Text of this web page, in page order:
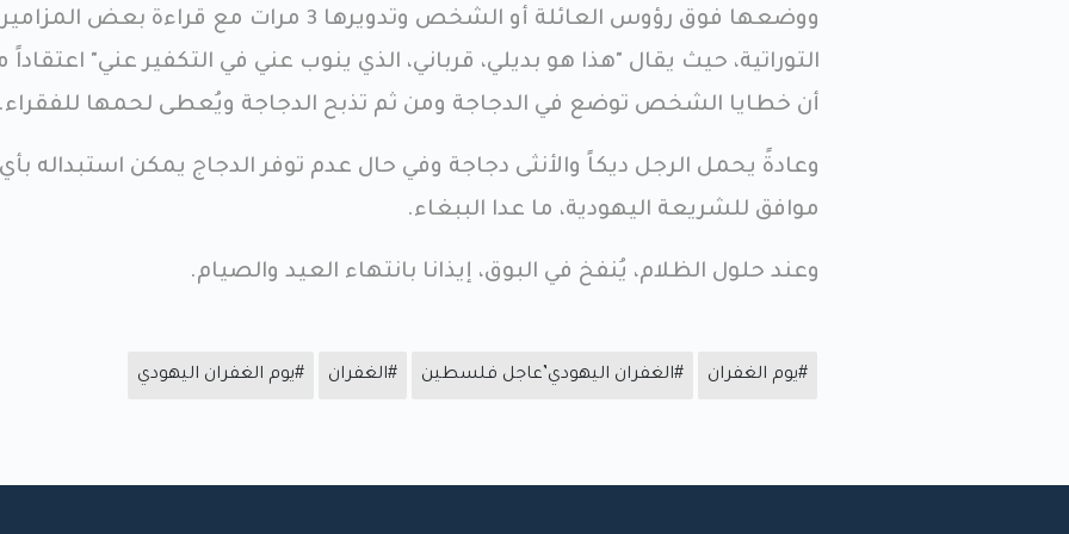
ووضعها فوق رؤوس العائلة أو الشخص وتدويرها 3 مرات مع قراءة بعض المزامير
التوراتية، حيث يقال "هذا هو بديلي، قرباني، الذي ينوب عني في التكفير عني"
أن خطايا الشخص توضع في الدجاجة ومن ثم تذبح الدجاجة ويُعطى لحمها للفقراء.
وعادةً يحمل الرجل ديكاً والأنثى دجاجة وفي حال عدم توفر الدجاج يمكن استبداله
موافق للشريعة اليهودية، ما عدا الببغاء.
وعند حلول الظلام، يُنفخ في البوق، إيذانا بانتهاء العيد والصيام.
#يوم الغفران #الغفران اليهودي’عاجل فلسطين #الغفران #يوم الغفران اليهودي